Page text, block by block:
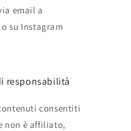
email a
o su Instagram
responsabilità
consentiti
non è affiliato,